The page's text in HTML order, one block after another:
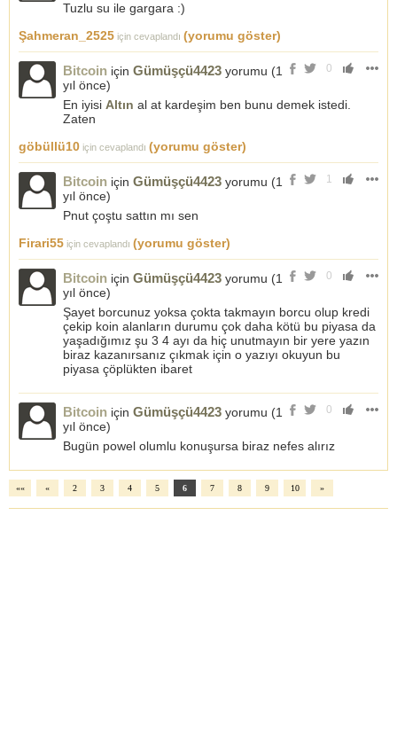
Tuzlu su ile gargara :)
Şahmeran_2525 için cevaplandı (yorumu göster)
0
Bitcoin için Gümüşçü4423 yorumu (1
yıl önce)
En iyisi Altın al at kardeşim ben bunu demek istedi.
Zaten
göbüllü10 için cevaplandı (yorumu göster)
1
Bitcoin için Gümüşçü4423 yorumu (1
yıl önce)
Pnut çoştu sattın mı sen
Firari55 için cevaplandı (yorumu göster)
0
Bitcoin için Gümüşçü4423 yorumu (1
yıl önce)
Şayet borcunuz yoksa çokta takmayın borcu olup kredi
çekip koin alanların durumu çok daha kötü bu piyasa da
yaşadığımız şu 3 4 ayı da hiç unutmayın bir yere yazın
biraz kazanırsanız çıkmak için o yazıyı okuyun bu
piyasa çöplükten ibaret
0
Bitcoin için Gümüşçü4423 yorumu (1
yıl önce)
Bugün powel olumlu konuşursa biraz nefes alırız
«« « 2 3 4 5 6 7 8 9 10 »